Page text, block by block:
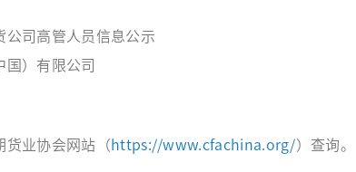
公司高管人员信息公示
国）有限公司
货业协会网站（https://www.cfachina.org/）查询。